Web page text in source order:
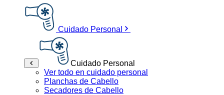
Cuidado Personal
Cuidado Personal
Ver todo en cuidado personal
Planchas de Cabello
Secadores de Cabello